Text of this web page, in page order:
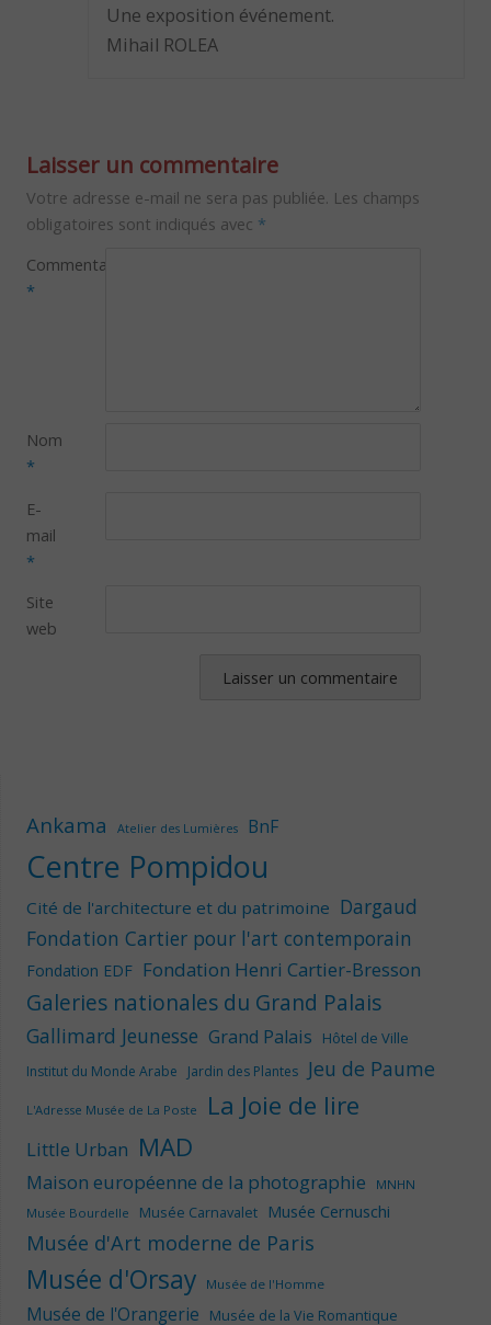
Une exposition événement.
Mihail ROLEA
Laisser un commentaire
Votre adresse e-mail ne sera pas publiée. Les champs
obligatoires sont indiqués avec *
Commentaire
*
Nom
*
E-
mail
*
Site
web
Ankama Atelier des Lumières BnF
Centre Pompidou
Cité de l'architecture et du patrimoine Dargaud
Fondation Cartier pour l'art contemporain
Fondation EDF Fondation Henri Cartier-Bresson
Galeries nationales du Grand Palais
Gallimard Jeunesse Grand Palais Hôtel de Ville
Institut du Monde Arabe Jardin des Plantes Jeu de Paume
L'Adresse Musée de La Poste La Joie de lire
Little Urban MAD
Maison européenne de la photographie
MNHN
Musée Bourdelle
Musée Carnavalet Musée Cernuschi
Musée d'Art moderne de Paris
Musée d'Orsay Musée de l'Homme
Musée de l'Orangerie Musée de la Vie Romantique